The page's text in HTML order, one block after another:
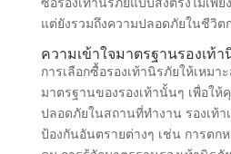
คุณควรรู้ว่าการรับประกันคุณภาพคื
คุณภาพก่อนจะนำมาถึงมือคุณ ทำใ
สวมใส่แล้วจะได้รับการปกป้องจาก
ต่างๆ ที่อาจจะเกิดขึ้นในระหว่างก
ซื้อรองเท้านิรภัยแบบส่งตรงไม่เพี
แต่ยังรวมถึงความปลอดภัยในชีวิ